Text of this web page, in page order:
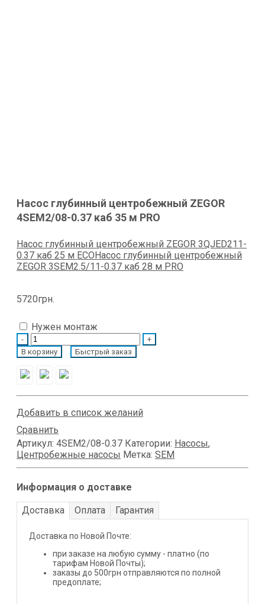
Насос глубинный центробежный ZEGOR
4SEM2/08-0.37 каб 35 м PRO
Насос глубинный центробежный ZEGOR 3QJED211-
0.37 каб 25 м ECOНасос глубинный центробежный
ZEGOR 3SEM2.5/11-0.37 каб 28 м PRO
5720грн.
Нужен монтаж
Quantity
В корзину Быстрый заказ
Добавить в список желаний
Сравнить
Артикул: 4SEM2/08-0.37 Категории: Насосы,
Центробежные насосы Метка: SEM
Информация о доставке
Доставка Оплата Гарантия
Доставка по Новой Почте:
при заказе на любую сумму - платно (по
тарифам Новой Почты);
заказы до 500грн отправляются по полной
предоплате;